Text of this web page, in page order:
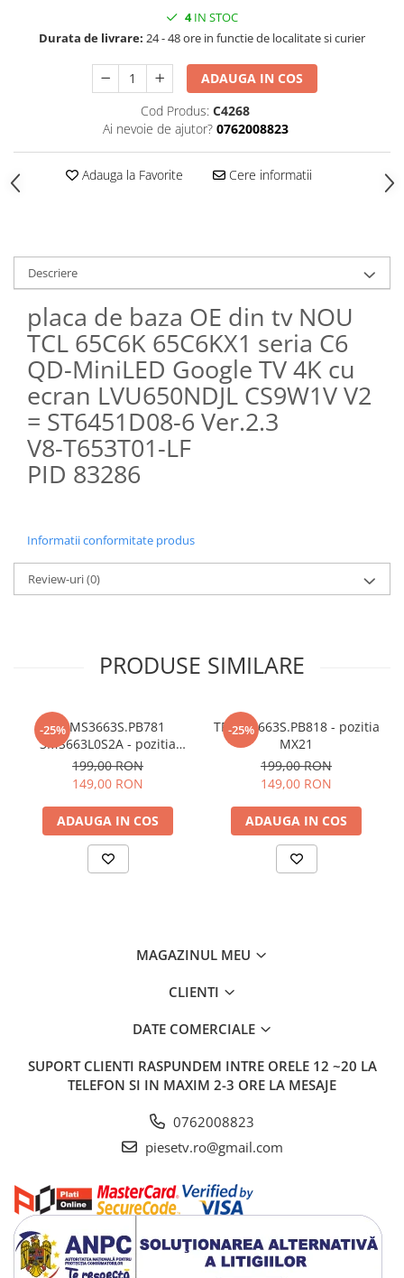
4IN STOC
Durata de livrare: 24 - 48 ore in functie de localitate si curier
ADAUGA IN COS
Cod Produs: C4268
Ai nevoie de ajutor? 0762008823
Adauga la Favorite Cere informatii
Descriere
placa de baza OE din tv NOU
TCL 65C6K 65C6KX1 seria C6
QD-MiniLED Google TV 4K cu
ecran LVU650NDJL CS9W1V V2
= ST6451D08-6 Ver.2.3
V8-T653T01-LF
PID 83286
Informatii conformitate produs
Review-uri(0)
PRODUSE SIMILARE
-25%TP.MS3663S.PB781
3MS663L0S2A - pozitia
MX22
199,00 RON
149,00 RON
ADAUGA IN COS
-25%
TP.MS3663S.PB818 - pozitia
MX21
199,00 RON
149,00 RON
ADAUGA IN COS
MAGAZINUL MEU
CLIENTI
DATE COMERCIALE
SUPORT CLIENTI RASPUNDEM INTRE ORELE 12 ~20 LA
TELEFON SI IN MAXIM 2-3 ORE LA MESAJE
0762008823
piesetv.ro@gmail.com